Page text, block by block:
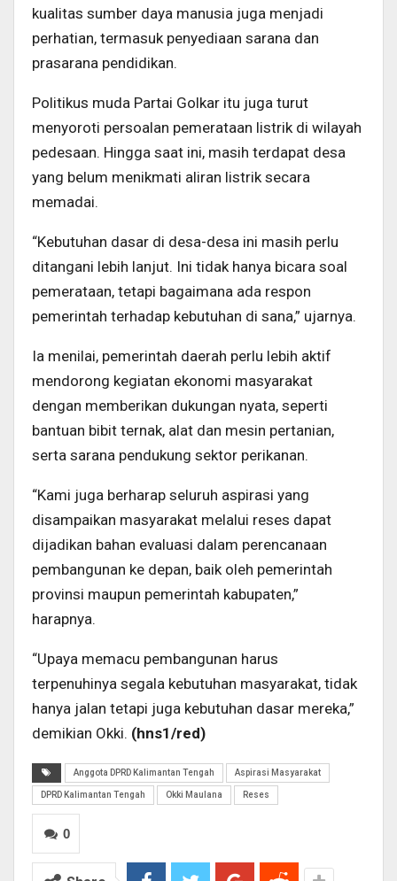
kualitas sumber daya manusia juga menjadi
perhatian, termasuk penyediaan sarana dan
prasarana pendidikan.
Politikus muda Partai Golkar itu juga turut
menyoroti persoalan pemerataan listrik di wilayah
pedesaan. Hingga saat ini, masih terdapat desa
yang belum menikmati aliran listrik secara
memadai.
“Kebutuhan dasar di desa-desa ini masih perlu
ditangani lebih lanjut. Ini tidak hanya bicara soal
pemerataan, tetapi bagaimana ada respon
pemerintah terhadap kebutuhan di sana,” ujarnya.
Ia menilai, pemerintah daerah perlu lebih aktif
mendorong kegiatan ekonomi masyarakat
dengan memberikan dukungan nyata, seperti
bantuan bibit ternak, alat dan mesin pertanian,
serta sarana pendukung sektor perikanan.
“Kami juga berharap seluruh aspirasi yang
disampaikan masyarakat melalui reses dapat
dijadikan bahan evaluasi dalam perencanaan
pembangunan ke depan, baik oleh pemerintah
provinsi maupun pemerintah kabupaten,”
harapnya.
“Upaya memacu pembangunan harus
terpenuhinya segala kebutuhan masyarakat, tidak
hanya jalan tetapi juga kebutuhan dasar mereka,”
demikian Okki. (hns1/red)
Anggota DPRD Kalimantan Tengah Aspirasi Masyarakat
DPRD Kalimantan Tengah Okki Maulana Reses
0